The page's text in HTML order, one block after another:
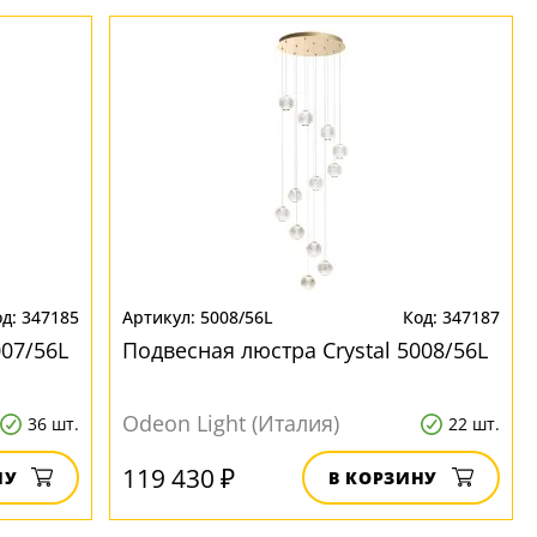
347185
56L
36 шт.
5008/56L 347187
Подвесная люстра Crystal 5008/56L
Odeon Light (Италия) 22 шт.
119 430 ₽ В КОРЗИНУ